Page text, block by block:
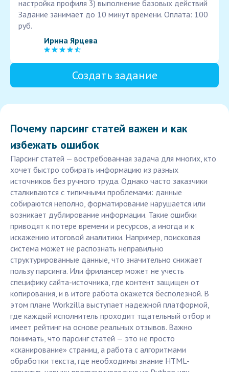
настройка профиля 3) выполнение базовых действий
Задание занимает до 10 минут времени. Оплата: 100
руб.
Ирина Ярцева
Создать задание
Почему парсинг статей важен и как
избежать ошибок
Парсинг статей — востребованная задача для многих, кто
хочет быстро собирать информацию из разных
источников без ручного труда. Однако часто заказчики
сталкиваются с типичными проблемами: данные
собираются неполно, форматирование нарушается или
возникает дублирование информации. Такие ошибки
приводят к потере времени и ресурсов, а иногда и к
искажению итоговой аналитики. Например, поисковая
система может не распознать неправильно
структурированные данные, что значительно снижает
пользу парсинга. Или фрилансер может не учесть
специфику сайта-источника, где контент защищен от
копирования, и в итоге работа окажется бесполезной. В
этом плане Workzilla выступает надежной платформой,
где каждый исполнитель проходит тщательный отбор и
имеет рейтинг на основе реальных отзывов. Важно
понимать, что парсинг статей — это не просто
«сканирование» страниц, а работа с алгоритмами
обработки текста, где необходимы знание HTML-